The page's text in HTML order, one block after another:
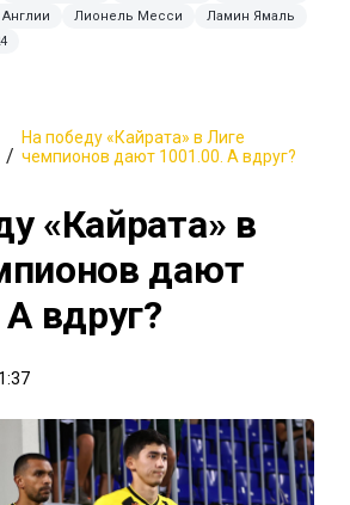
Англии Лионель Месси
Ламин Ямаль
На победу «Кайрата» в Лиге
чемпионов дают 1001.00. А вдруг?
«Кайрата» в
дают
вдруг?